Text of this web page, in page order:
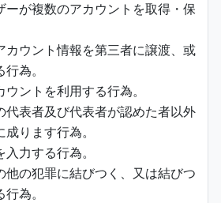
ーが複数のアカウントを取得・保
カウント情報を第三者に譲渡、或
為。
ントを利用する行為。
代表者及び代表者が認めた者以外
ります行為。
力する行為。
他の犯罪に結びつく、又は結びつ
為。